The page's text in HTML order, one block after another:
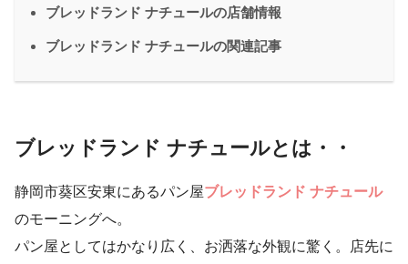
ブレッドランド ナチュールの店舗情報
ブレッドランド ナチュールの関連記事
ブレッドランド ナチュールとは・・
静岡市葵区安東にあるパン屋ブレッドランド ナチュール
のモーニングへ。
パン屋としてはかなり広く、お洒落な外観に驚く。店先に